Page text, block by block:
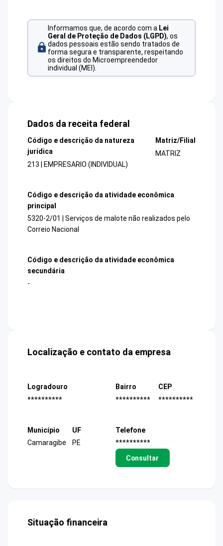
Informamos que, de acordo com a Lei
Geral de Proteção de Dados (LGPD), os
dados pessoais estão sendo tratados de
forma segura e transparente, respeitando
os direitos do Microempreendedor
individual (MEI).
Dados da receita federal
Código e descrição da natureza
jurídica
213 | EMPRESARIO (INDIVIDUAL)
Matriz/Filial
MATRIZ
Código e descrição da atividade econômica
principal
5320-2/01 | Serviços de malote não realizados pelo
Correio Nacional
Código e descrição da atividade econômica
secundária
-
Localização e contato da empresa
Logradouro
**********
Bairro
**********
CEP
**********
Município
Camaragibe
UF
PE
Telefone
**********
Consultar
Situação financeira